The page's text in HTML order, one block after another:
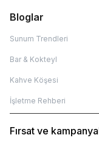
Bloglar
Sunum Trendleri
Bar & Kokteyl
Kahve Köşesi
İşletme Rehberi
Fırsat ve